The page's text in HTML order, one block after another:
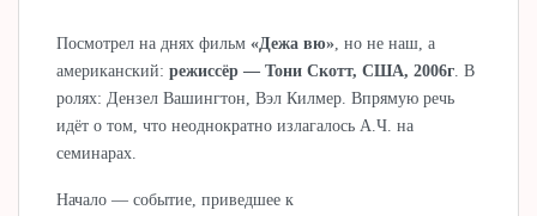
Посмотрел на днях фильм«Дежа вю» , но не наш, а
американский:режиссёр — Тони Скотт, США, 2006г . В
ролях: Дензел Вашингтон, Вэл Килмер. Впрямую речь
идёт о том, что неоднократно излагалось А.Ч. на
семинарах.
Начало — событие, приведшее к